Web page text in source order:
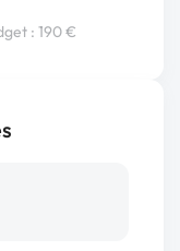
: 190 €